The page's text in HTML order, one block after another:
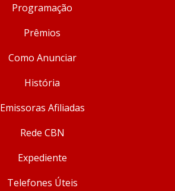
Programação
Prêmios
Como Anunciar
História
Emissoras Afiliadas
Rede CBN
Expediente
Telefones Úteis